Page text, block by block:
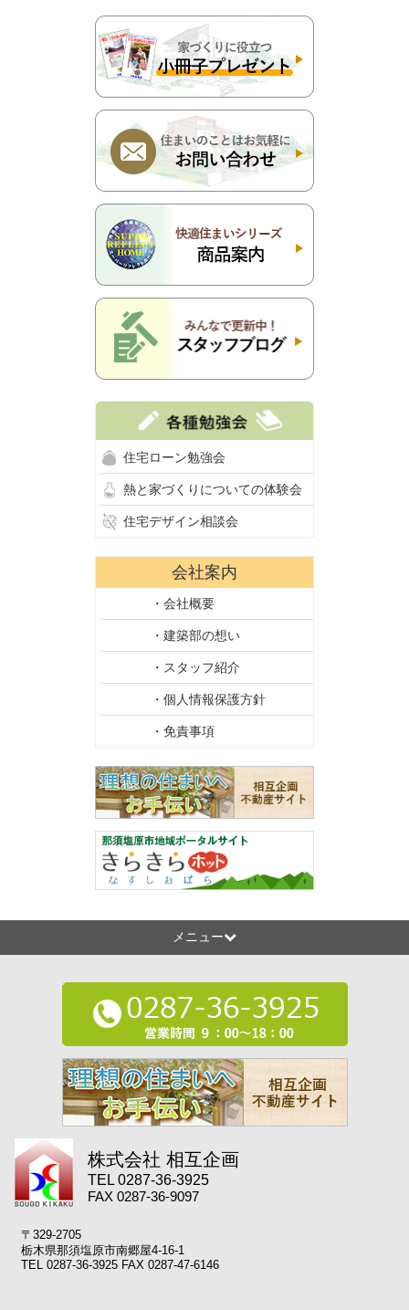
住宅ローン勉強会
熱と家づくりについての体験会
住宅デザイン相談会
会社案内
・会社概要
・建築部の想い
・スタッフ紹介
・個人情報保護方針
・免責事項
メニュー
株式会社 相互企画
TEL 0287-36-3925
FAX 0287-36-9097
〒329-2705
栃木県那須塩原市南郷屋4-16-1
TEL 0287-36-3925 FAX 0287-47-6146